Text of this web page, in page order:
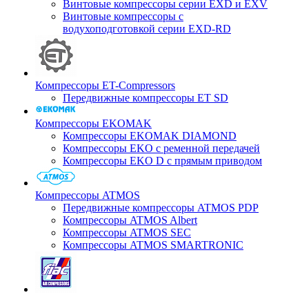
Винтовые компрессоры серии EXD и EXV
Винтовые компрессоры с
водухоподготовкой серии EXD-RD
Компрессоры ET-Compressors
Передвижные компрессоры ET SD
Компрессоры EKOMAK
Компрессоры EKOMAK DIAMOND
Компрессоры EKO c ременной передачей
Компрессоры EKO D с прямым приводом
Компрессоры ATMOS
Передвижные компрессоры ATMOS PDP
Компрессоры ATMOS Albert
Компрессоры ATMOS SEC
Компрессоры ATMOS SMARTRONIC